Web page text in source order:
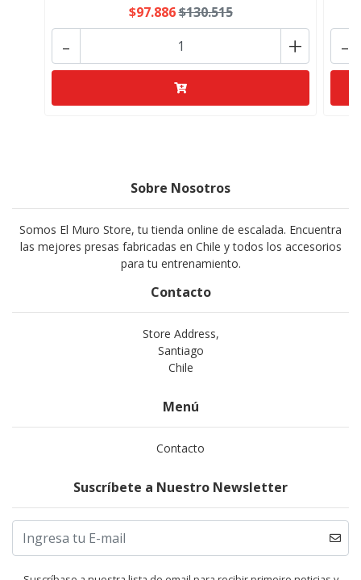
$97.886$130.515
+
- -
Sobre Nosotros
Somos El Muro Store, tu tienda online de escalada. Encuentra
las mejores presas fabricadas en Chile y todos los accesorios
para tu entrenamiento.
Contacto
Store Address,
Santiago
Chile
Menú
Contacto
Suscríbete a Nuestro Newsletter